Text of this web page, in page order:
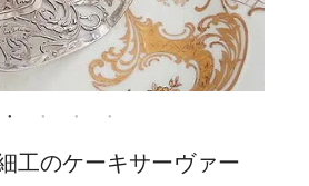
工のケーキサーヴァー